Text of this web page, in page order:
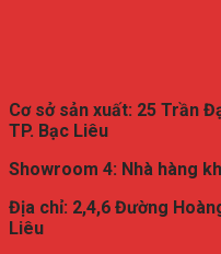
Cơ sở sản xuất: 25 Trần
TP. Bạc Liêu
Showroom 4: Nhà hàng
Địa chỉ: 2,4,6 Đường
Liêu